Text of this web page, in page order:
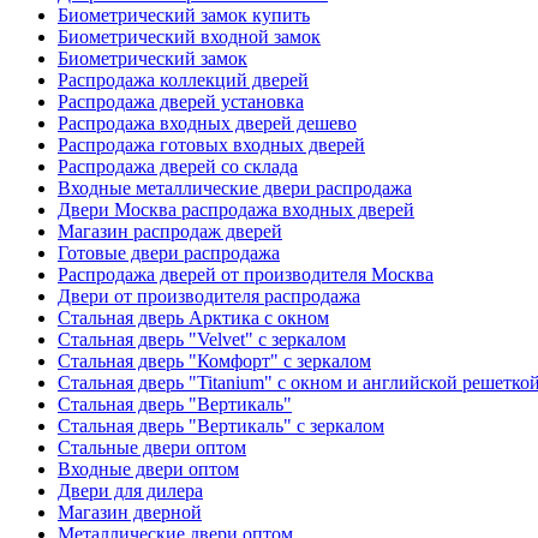
Биометрический замок купить
Биометрический входной замок
Биометрический замок
Распродажа коллекций дверей
Распродажа дверей установка
Распродажа входных дверей дешево
Распродажа готовых входных дверей
Распродажа дверей со склада
Входные металлические двери распродажа
Двери Москва распродажа входных дверей
Магазин распродаж дверей
Готовые двери распродажа
Распродажа дверей от производителя Москва
Двери от производителя распродажа
Стальная дверь Арктика с окном
Стальная дверь "Velvet" с зеркалом
Стальная дверь "Комфорт" с зеркалом
Стальная дверь "Titanium" с окном и английской
Стальная дверь "Вертикаль"
Стальная дверь "Вертикаль" с зеркалом
Стальные двери оптом
Входные двери оптом
Двери для дилера
Магазин дверной
Металлические двери оптом